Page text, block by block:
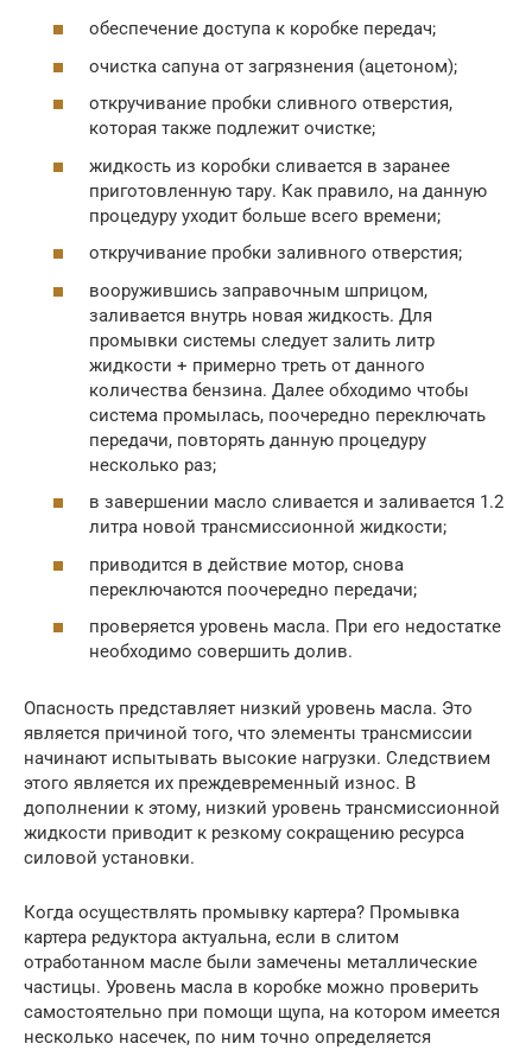
обеспечение доступа к коробке передач;
очистка сапуна от загрязнения (ацетоном);
откручивание пробки сливного отверстия,
которая также подлежит очистке;
жидкость из коробки сливается в заранее
приготовленную тару. Как правило, на данную
процедуру уходит больше всего времени;
откручивание пробки заливного отверстия;
вооружившись заправочным шприцом,
заливается внутрь новая жидкость. Для
промывки системы следует залить литр
жидкости + примерно треть от данного
количества бензина. Далее обходимо чтобы
система промылась, поочередно переключать
передачи, повторять данную процедуру
несколько раз;
в завершении масло сливается и заливается 1.2
литра новой трансмиссионной жидкости;
приводится в действие мотор, снова
переключаются поочередно передачи;
проверяется уровень масла. При его недостатке
необходимо совершить долив.
Опасность представляет низкий уровень масла. Это
является причиной того, что элементы трансмиссии
начинают испытывать высокие нагрузки. Следствием
этого является их преждевременный износ. В
дополнении к этому, низкий уровень трансмиссионной
жидкости приводит к резкому сокращению ресурса
силовой установки.
Когда осуществлять промывку картера? Промывка
картера редуктора актуальна, если в слитом
отработанном масле были замечены металлические
частицы. Уровень масла в коробке можно проверить
самостоятельно при помощи щупа, на котором имеется
несколько насечек, по ним точно определяется